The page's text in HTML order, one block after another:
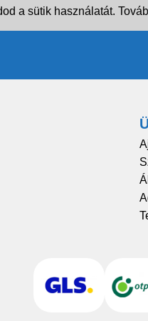
a sütik használatát.